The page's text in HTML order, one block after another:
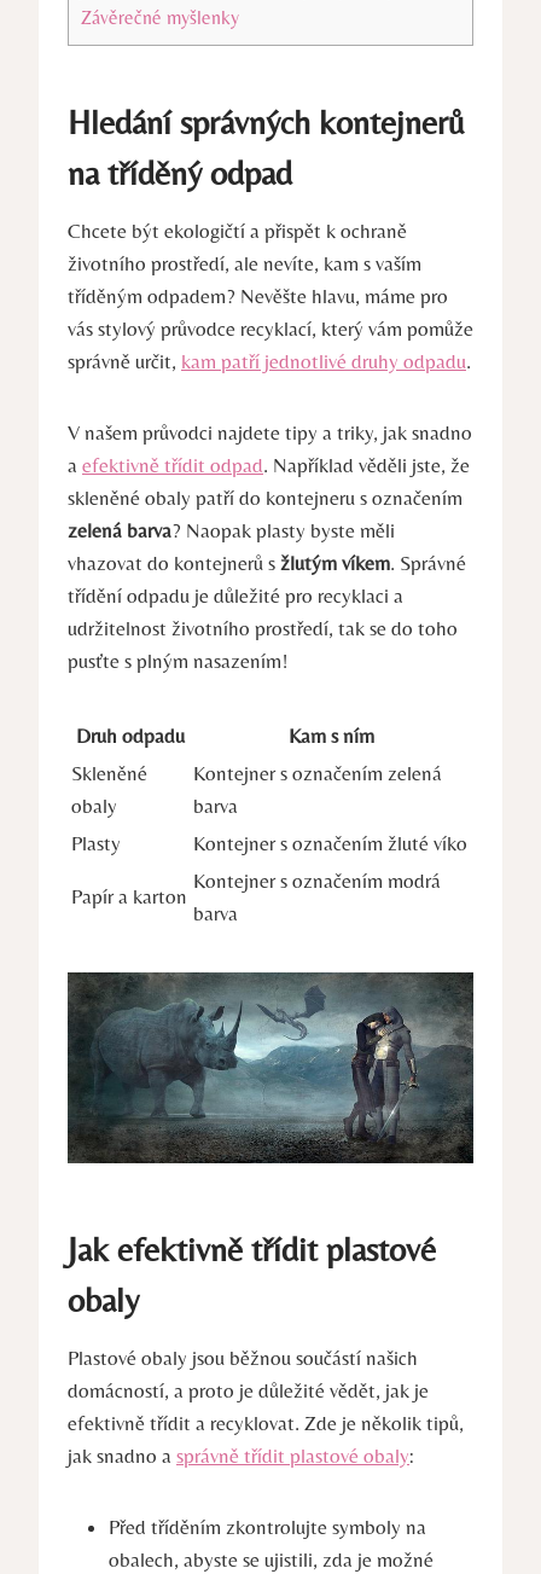
Závěrečné myšlenky
Hledání správných kontejnerů
na tříděný odpad
Chcete být ekologičtí a přispět k ochraně
životního prostředí, ale nevíte, kam s vaším
tříděným odpadem? Nevěšte hlavu, máme pro
vás stylový průvodce recyklací, který vám pomůže
správně určit, kam patří jednotlivé druhy odpadu.
V našem průvodci najdete tipy a triky, jak snadno
a efektivně třídit odpad. Například věděli jste, že
skleněné obaly patří do kontejneru s označením
zelená barva? Naopak plasty byste měli
vhazovat do kontejnerů s žlutým víkem. Správné
třídění odpadu je důležité pro recyklaci a
udržitelnost životního prostředí, tak se do toho
pusťte s plným nasazením!
Druh odpadu
Kam s ním
Skleněné
obaly
Kontejner s označením zelená
barva
Plasty
Kontejner s označením žluté víko
Papír a karton
Kontejner s označením modrá
barva
Jak efektivně třídit plastové
obaly
Plastové obaly jsou běžnou součástí našich
domácností, a proto je důležité vědět, jak je
efektivně třídit a recyklovat. Zde je několik tipů,
jak snadno a správně třídit plastové obaly:
Před tříděním zkontrolujte symboly na
obalech, abyste se ujistili, zda je možné